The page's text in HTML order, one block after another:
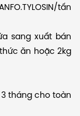
tấn
sang xuất bán
thức ăn hoặc 2kg
tháng cho toàn